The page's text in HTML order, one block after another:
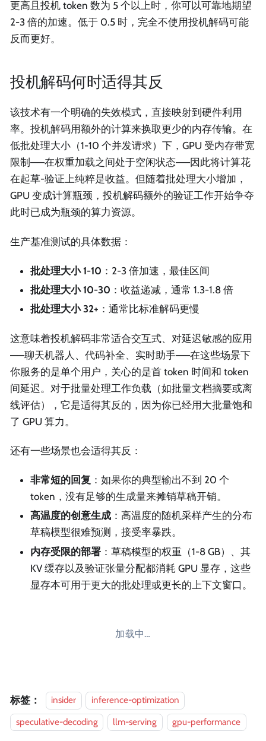
更高且投机 token 数为 5 个以上时，你可以可靠地期望
2-3 倍的加速。低于 0.5 时，完全不使用投机解码可能
反而更好。
投机解码何时适得其反
该技术有一个明确的失效模式，直接映射到硬件利用
率。投机解码用额外的计算来换取更少的内存传输。在
低批处理大小（1-10 个并发请求）下，GPU 受内存带宽
限制——在权重加载之间处于空闲状态——因此将计算花
在起草-验证上纯粹是收益。但随着批处理大小增加，
GPU 变成计算瓶颈，投机解码额外的验证工作开始争夺
此时已成为瓶颈的算力资源。
生产基准测试的具体数据：
批处理大小 1-10 ：2-3 倍加速，最佳区间
批处理大小 10-30 ：收益递减，通常 1.3-1.8 倍
批处理大小 32+ ：通常比标准解码更慢
这意味着投机解码非常适合交互式、对延迟敏感的应用
——聊天机器人、代码补全、实时助手——在这些场景下
你服务的是单个用户，关心的是首 token 时间和 token
间延迟。对于批量处理工作负载（如批量文档摘要或离
线评估），它是适得其反的，因为你已经用大批量饱和
了 GPU 算力。
还有一些场景也会适得其反：
非常短的回复 ：如果你的典型输出不到 20 个
token，没有足够的生成量来摊销草稿开销。
高温度的创意生成 ：高温度的随机采样产生的分布
草稿模型很难预测，接受率暴跌。
内存受限的部署 ：草稿模型的权重（1-8 GB）、其
KV 缓存以及验证张量分配都消耗 GPU 显存，这些
显存本可用于更大的批处理或更长的上下文窗口。
加载中…
标签： insider
inference-optimization
speculative-decoding
llm-serving gpu-performance